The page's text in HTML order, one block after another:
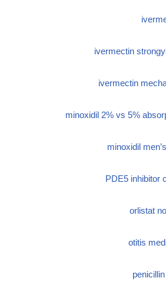
ivermectin
ivermectin
minoxidil 2% vs 5%
minoxidil
PDE5 inhibitor
orlistat
otitis